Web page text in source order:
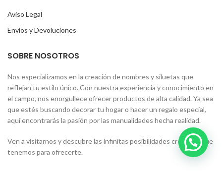
Aviso Legal
Envíos y Devoluciones
SOBRE NOSOTROS
Nos especializamos en la creación de nombres y siluetas que
reflejan tu estilo único. Con nuestra experiencia y conocimiento en
el campo, nos enorgullece ofrecer productos de alta calidad. Ya sea
que estés buscando decorar tu hogar o hacer un regalo especial,
aquí encontrarás la pasión por las manualidades hecha realidad.
Ven a visitarnos y descubre las infinitas posibilidades creativas que
tenemos para ofrecerte.